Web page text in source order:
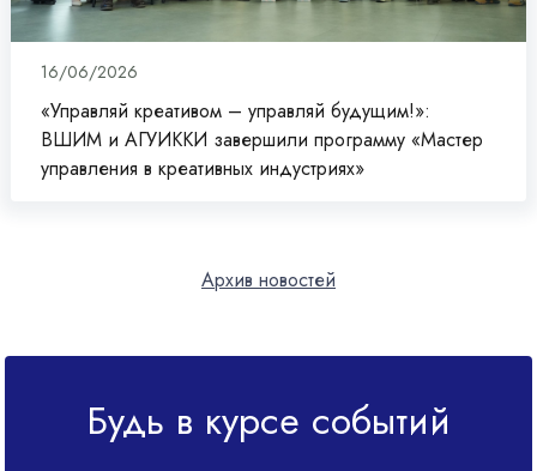
16/06/2026
«Управляй креативом – управляй будущим!»:
ВШИМ и АГУИККИ завершили программу «Мастер
управления в креативных индустриях»
Архив новостей
Будь в курсе событий